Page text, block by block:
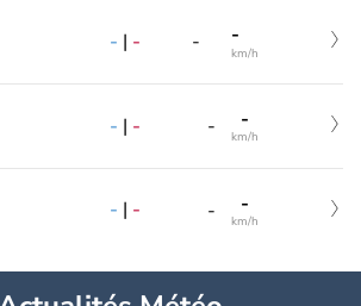
- | - - -
km/h
- | - - -
km/h
- | - - -
km/h